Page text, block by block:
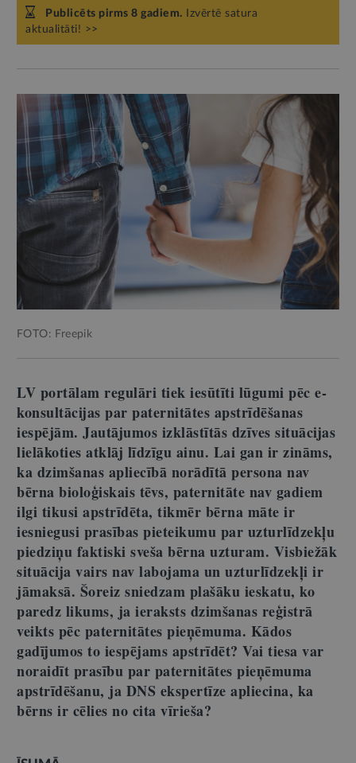
Publicēts pirms 8 gadiem. Izvērtē satura
aktualitāti! >>
FOTO: Freepik
LV portālam regulāri tiek iesūtīti lūgumi pēc e-
konsultācijas par paternitātes apstrīdēšanas
iespējām. Jautājumos izklāstītās dzīves situācijas
lielākoties atklāj līdzīgu ainu. Lai gan ir zināms,
ka dzimšanas apliecībā norādītā persona nav
bērna bioloģiskais tēvs, paternitāte nav gadiem
ilgi tikusi apstrīdēta, tikmēr bērna māte ir
iesniegusi prasības pieteikumu par uzturlīdzekļu
piedziņu faktiski sveša bērna uzturam. Visbiežāk
situācija vairs nav labojama un uzturlīdzekļi ir
jāmaksā. Šoreiz sniedzam plašāku ieskatu, ko
paredz likums, ja ieraksts dzimšanas reģistrā
veikts pēc paternitātes pieņēmuma. Kādos
gadījumos to iespējams apstrīdēt? Vai tiesa var
noraidīt prasību par paternitātes pieņēmuma
apstrīdēšanu, ja DNS ekspertīze apliecina, ka
bērns ir cēlies no cita vīrieša?